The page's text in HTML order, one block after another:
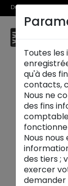
Du 1er au 31 août,
Nos
Notre
vendredi
Toutes
qu'à des
contacts,
Nous ne
des fins
Nous
des tiers ;
exercer
demander